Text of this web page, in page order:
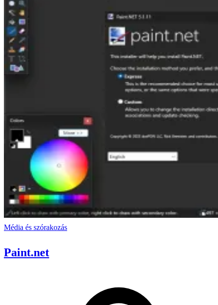
Média és szórakozás
Paint.net